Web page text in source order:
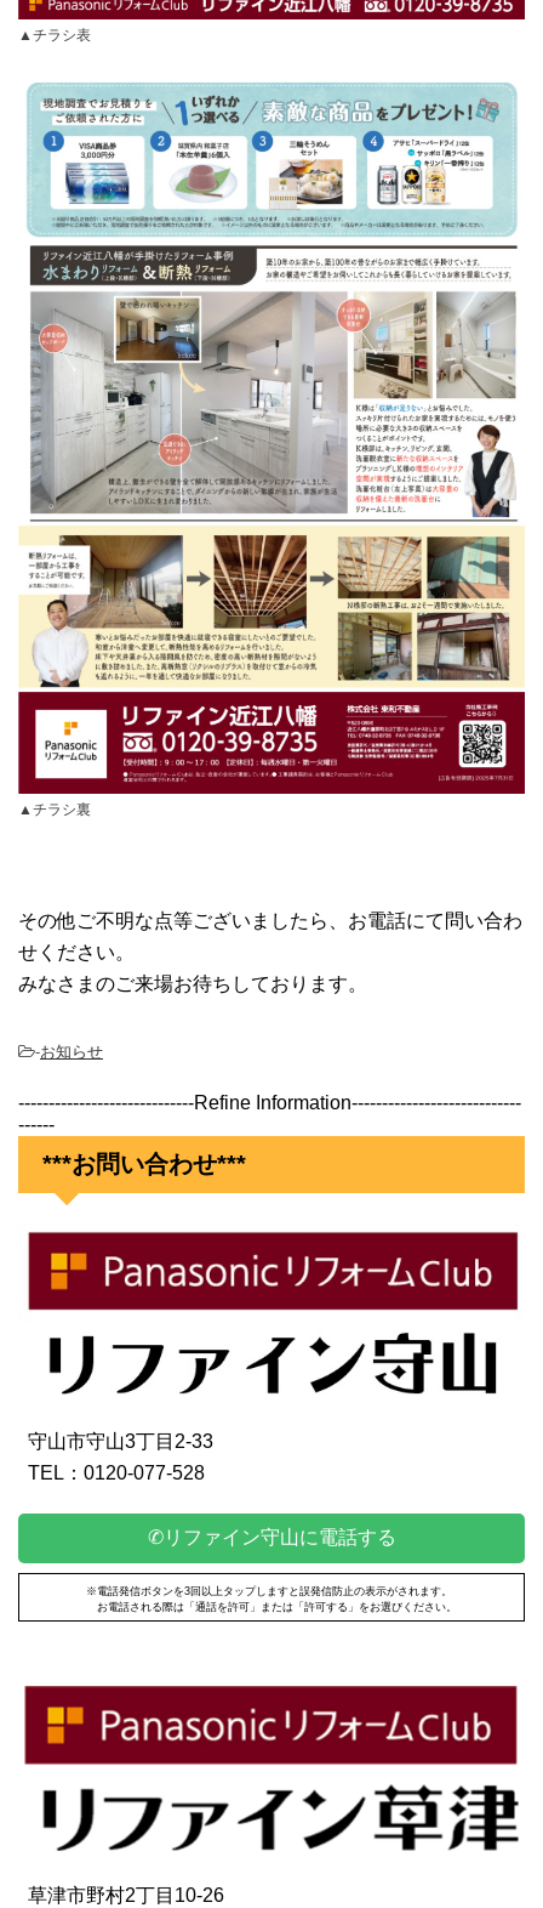
▲チラシ表
▲チラシ裏
その他ご不明な点等ございましたら、お電話にて問い合わ
せください。
みなさまのご来場お待ちしております。
-お知らせ
-----------------------------Refine Information----------------------------
------
***お問い合わせ***
守山市守山3丁目2-33
TEL：0120-077-528
✆リファイン守山に電話する
※電話発信ボタンを3回以上タップしますと誤発信防止の表示がされます。
お電話される際は「通話を許可」または「許可する」をお選びください。
草津市野村2丁目10-26